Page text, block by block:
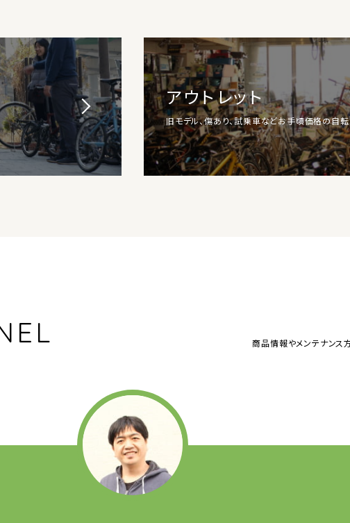
アウトレット
旧モデル、傷あり、試乗車などお手頃価格の自
商品情報やメンテナンス